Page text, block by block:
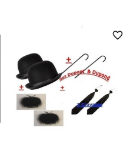
favorite_border